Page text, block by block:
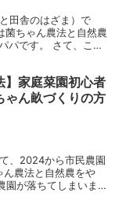
田舎のはざま）で
ちゃん農法と自然農
パです。 さて、この
】家庭菜園初心者
ゃん畝づくりの方
、2024から市民農園
農法と自然農をや
園が落ちてしまいまし